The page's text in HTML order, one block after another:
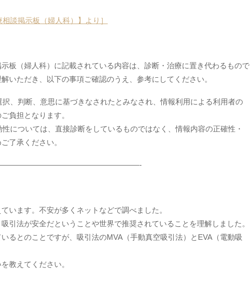
談掲示板（婦人科）】より］
板（婦人科）に記載されている内容は、診断・治療に置き代わるもので
いただき、以下の事項ご確認のうえ、参考にしてください。
、判断、意思に基づきなされたとみなされ、情報利用による利用者の
負担となります。
については、直接診断をしているものではなく、情報内容の正確性・
了承ください。
います。不安が多くネットなどで調べました。
引法が安全だということや世界で推奨されていることを理解しました。
るとのことですが、吸引法のMVA（手動真空吸引法）とEVA（電動吸
教えてください。